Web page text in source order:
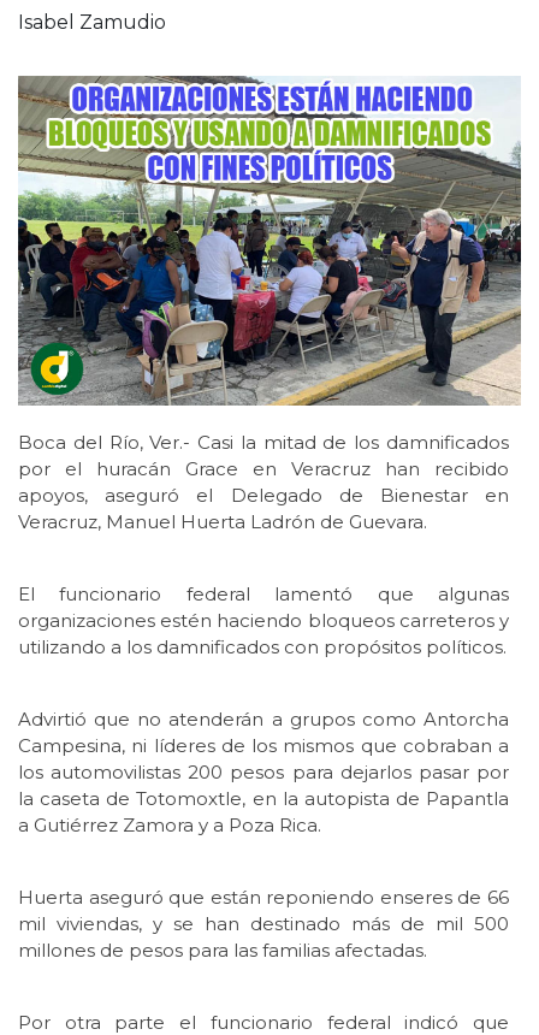
Isabel Zamudio
Boca del Río, Ver.- Casi la mitad de los damnificados
por el huracán Grace en Veracruz han recibido
apoyos, aseguró el Delegado de Bienestar en
Veracruz, Manuel Huerta Ladrón de Guevara.
El funcionario federal lamentó que algunas
organizaciones estén haciendo bloqueos carreteros y
utilizando a los damnificados con propósitos políticos.
Advirtió que no atenderán a grupos como Antorcha
Campesina, ni líderes de los mismos que cobraban a
los automovilistas 200 pesos para dejarlos pasar por
la caseta de Totomoxtle, en la autopista de Papantla
a Gutiérrez Zamora y a Poza Rica.
Huerta aseguró que están reponiendo enseres de 66
mil viviendas, y se han destinado más de mil 500
millones de pesos para las familias afectadas.
Por otra parte el funcionario federal indicó que